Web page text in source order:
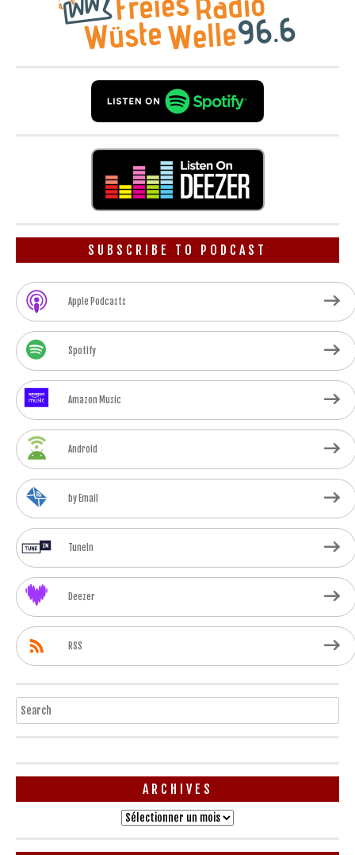
SUBSCRIBE TO PODCAST
Apple Podcasts
Spotify
Amazon Music
Android
by Email
TuneIn
Deezer
RSS
Search
ARCHIVES
Archives